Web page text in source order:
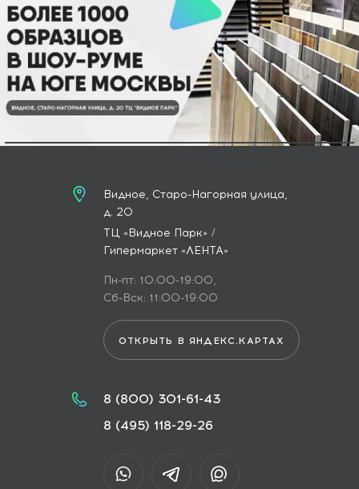
Видное, Старо-Нагорная улица,
д. 20
ТЦ «Видное Парк» /
Гипермаркет «ЛЕНТА»
Пн-пт: 10:00-19:00,
Сб-Вск: 11:00-19:00
ОТКРЫТЬ В ЯНДЕКС.КАРТАХ
8 (800) 301-61-43
8 (495) 118-29-26